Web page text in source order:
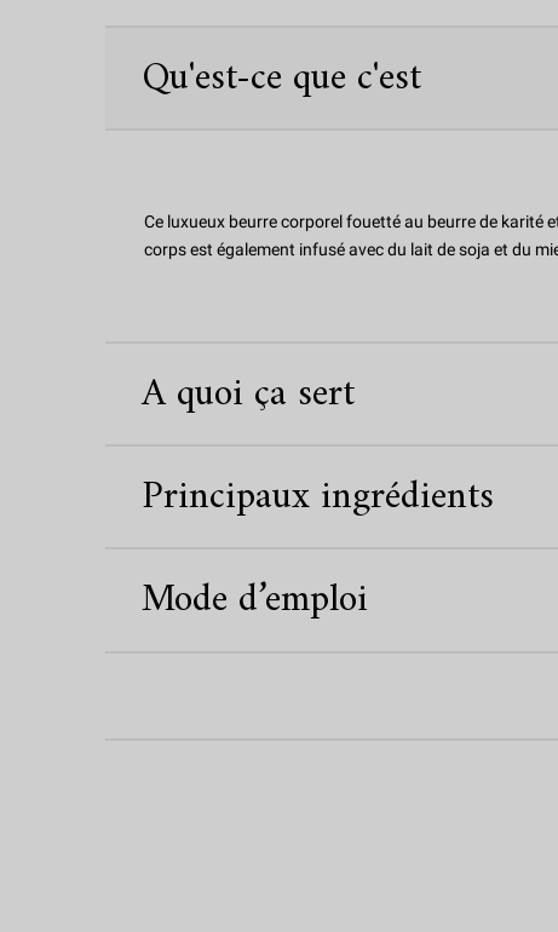
Qu'est-ce que c'est
Ce luxueux beurre corporel fouetté au beurre de
corps est également infusé avec du lait de soja et du
A quoi ça sert
Principaux ingrédients
Mode d’emploi